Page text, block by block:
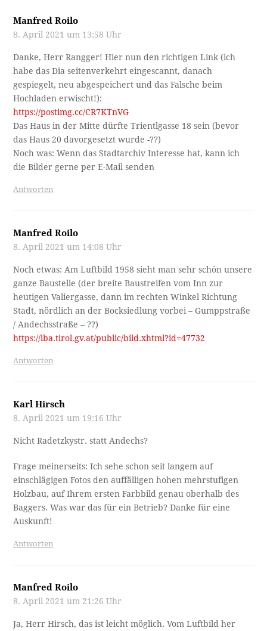
Manfred Roilo
8. April 2021 um 13:58 Uhr
Danke, Herr Rangger! Hier nun den richtigen Link (ich
habe das Dia seitenverkehrt eingescannt, danach
gespiegelt, neu abgespeichert und das Falsche beim
Hochladen erwischt!):
https://postimg.cc/CR7KTnVG
Das Haus in der Mitte dürfte Trientlgasse 18 sein (bevor
das Haus 20 davorgesetzt wurde -??)
Noch was: Wenn das Stadtarchiv Interesse hat, kann ich
die Bilder gerne per E-Mail senden
Antworten
Manfred Roilo
8. April 2021 um 14:08 Uhr
Noch etwas: Am Luftbild 1958 sieht man sehr schön unsere
ganze Baustelle (der breite Baustreifen vom Inn zur
heutigen Valiergasse, dann im rechten Winkel Richtung
Stadt, nördlich an der Bocksiedlung vorbei – Gumppstraße
/ Andechsstraße – ??)
https://lba.tirol.gv.at/public/bild.xhtml?id=47732
Antworten
Karl Hirsch
8. April 2021 um 19:16 Uhr
Nicht Radetzkystr. statt Andechs?
Frage meinerseits: Ich sehe schon seit langem auf
einschlägigen Fotos den auffälligen hohen mehrstufigen
Holzbau, auf Ihrem ersten Farbbild genau oberhalb des
Baggers. Was war das für ein Betrieb? Danke für eine
Auskunft!
Antworten
Manfred Roilo
8. April 2021 um 21:26 Uhr
Ja, Herr Hirsch, das ist leicht möglich. Vom Luftbild her